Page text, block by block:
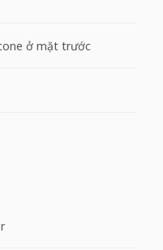
ở mặt trước